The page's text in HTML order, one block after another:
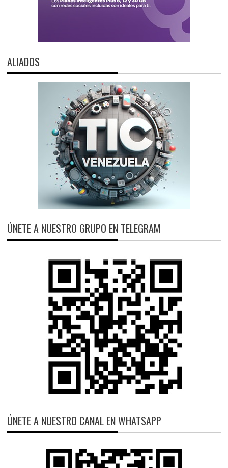
ALIADOS
ÚNETE A NUESTRO GRUPO EN TELEGRAM
ÚNETE A NUESTRO CANAL EN WHATSAPP